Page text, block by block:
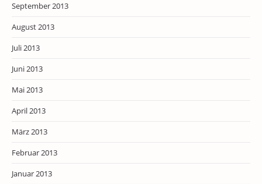
September 2013
August 2013
Juli 2013
Juni 2013
Mai 2013
April 2013
März 2013
Februar 2013
Januar 2013